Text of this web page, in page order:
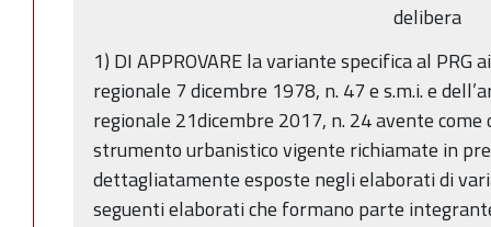
delibera
1) DI APPROVARE la variante specifica al PRG
regionale 7 dicembre 1978, n. 47 e s.m.i. e
regionale 21dicembre 2017, n. 24 avente
strumento urbanistico vigente richiamate in
dettagliatamente esposte negli elaborati di
seguenti elaborati che formano parte